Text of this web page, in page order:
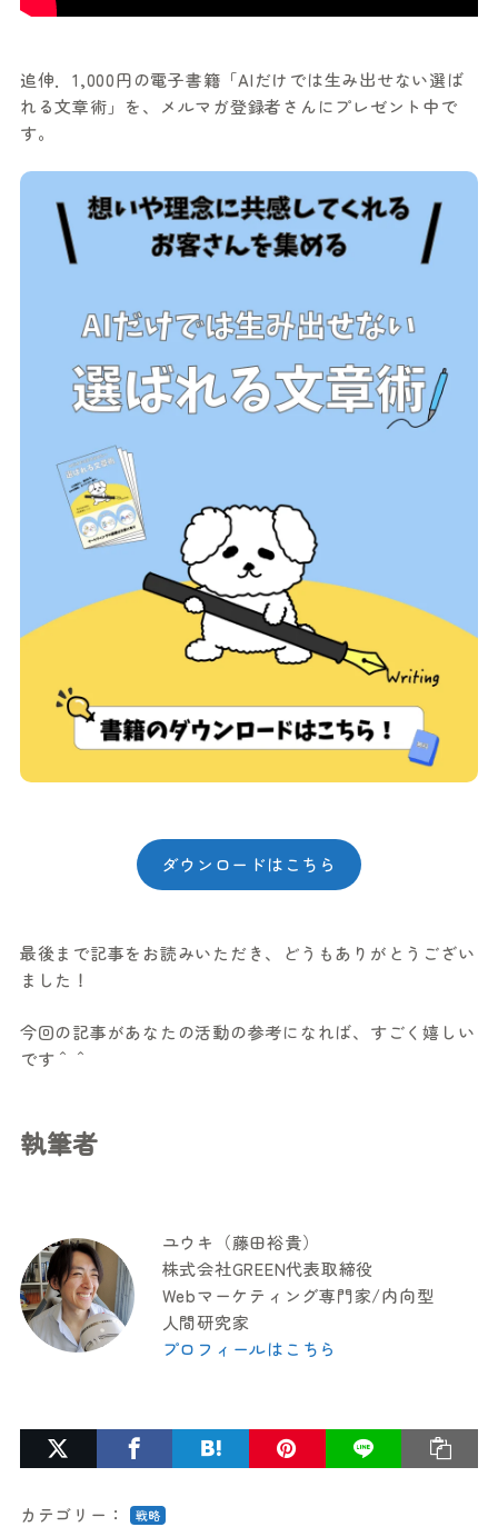
追伸．1,000円の電子書籍「AIだけでは生み出せない選ば
れる文章術」を、メルマガ登録者さんにプレゼント中で
す。
ダウンロードはこちら
最後まで記事をお読みいただき、どうもありがとうござい
ました！
今回の記事があなたの活動の参考になれば、すごく嬉しい
です＾＾
執筆者
ユウキ（藤田裕貴）
株式会社GREEN代表取締役
Webマーケティング専門家/内向型
人間研究家
プロフィールはこちら
カテゴリー： 戦略